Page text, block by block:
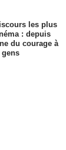
les plus
: depuis
du courage à